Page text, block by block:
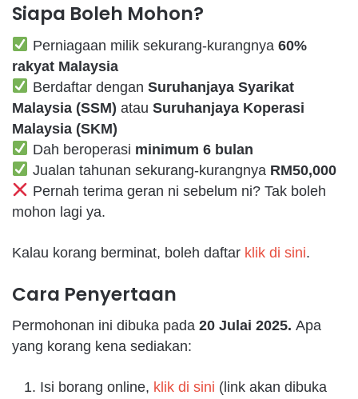
Siapa Boleh Mohon?
Perniagaan milik sekurang-kurangnya 60%
rakyat Malaysia
Berdaftar dengan Suruhanjaya Syarikat
Malaysia (SSM) atau Suruhanjaya Koperasi
Malaysia (SKM)
Dah beroperasi minimum 6 bulan
Jualan tahunan sekurang-kurangnya RM50,000
Pernah terima geran ni sebelum ni? Tak boleh
mohon lagi ya.
Kalau korang berminat, boleh daftar klik di sini.
Cara Penyertaan
Permohonan ini dibuka pada 20 Julai 2025. Apa
yang korang kena sediakan:
Isi borang online, klik di sini (link akan dibuka